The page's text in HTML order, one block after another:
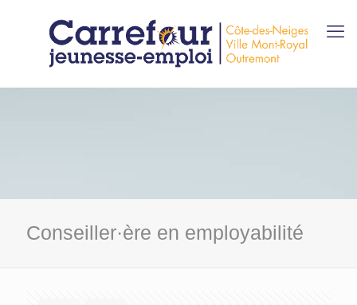
Conseiller·ère en employabilité